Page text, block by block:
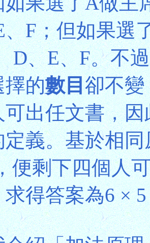
、F；但如果選
D、E、F。不
擇的數目卻不變
出任文書，
義。基於相
便剩下四個人
得答案為6 ×